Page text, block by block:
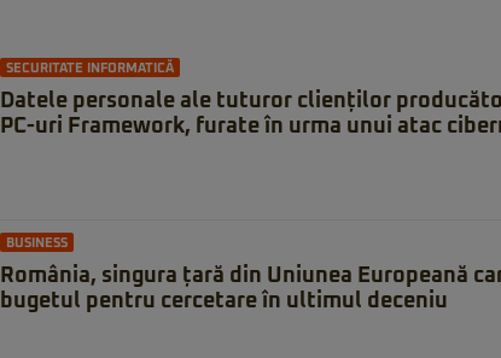
SECURITATE INFORMATICĂ
Datele personale ale tuturor clienților
PC-uri Framework, furate în urma unui atac
BUSINESS
România, singura țară din Uniunea Europeană
bugetul pentru cercetare în ultimul deceniu